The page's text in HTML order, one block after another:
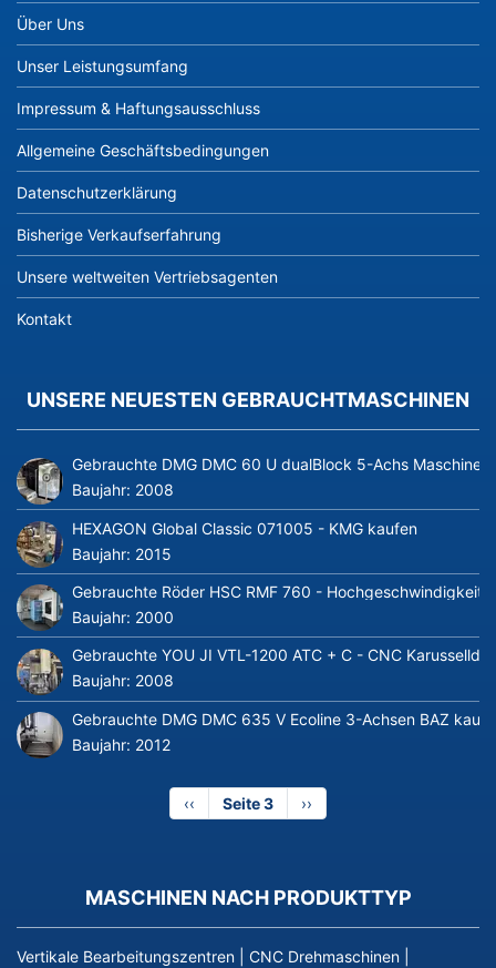
Über Uns
Unser Leistungsumfang
Impressum & Haftungsausschluss
Allgemeine Geschäftsbedingungen
Datenschutzerklärung
Bisherige Verkaufserfahrung
Unsere weltweiten Vertriebsagenten
Kontakt
UNSERE NEUESTEN GEBRAUCHTMASCHINEN
Gebrauchte DMG DMC 60 U dualBlock 5-Achs Maschine
Baujahr: 2008
HEXAGON Global Classic 071005 - KMG kaufen
Baujahr: 2015
Gebrauchte Röder HSC RMF 760 -
Baujahr: 2000
Gebrauchte YOU JI VTL-1200 ATC + C - CNC
Baujahr: 2008
Gebrauchte DMG DMC 635 V Ecoline 3-Achsen BAZ
Baujahr: 2012
Vorherige
Seite
‹‹ Seite 3
Nächste
Seite
››
MASCHINEN NACH PRODUKTTYP
Vertikale Bearbeitungszentren CNC Drehmaschinen